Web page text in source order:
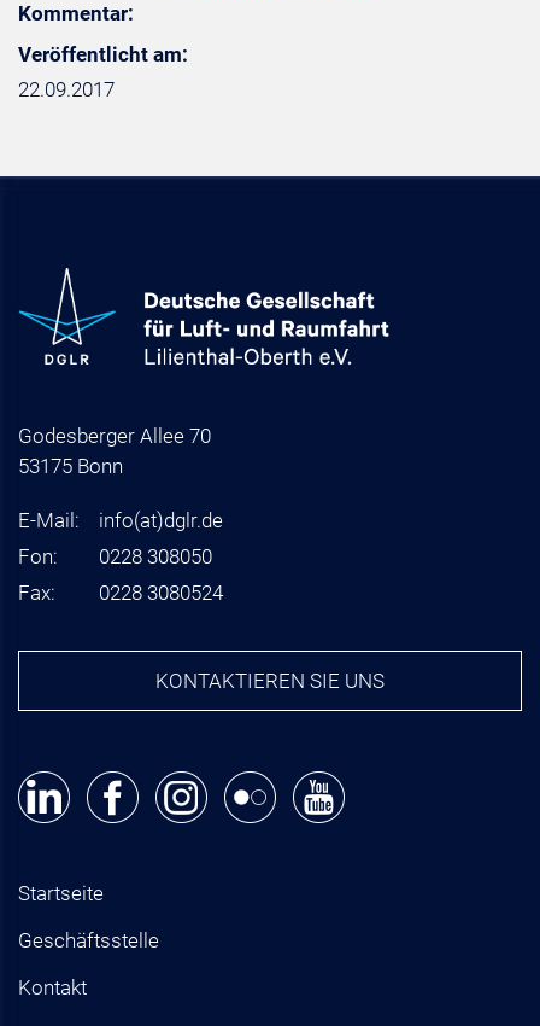
Kommentar:
Veröffentlicht am:
22.09.2017
Godesberger Allee 70
53175 Bonn
E-Mail: info(at)dglr.de
Fon:
0228 308050
Fax:
0228 3080524
KONTAKTIEREN SIE UNS
Startseite
Geschäftsstelle
Kontakt